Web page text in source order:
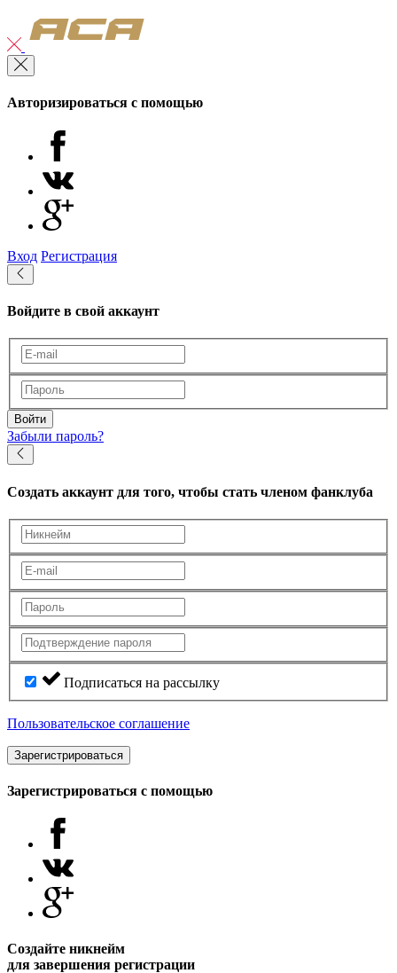
Авторизироваться с помощью
Вход Регистрация
Войдите в свой аккаунт
Войти
Забыли пароль?
Создать аккаунт для того, чтобы стать членом фанклуба
Подписаться на рассылку
Пользовательское соглашение
Зарегистрироваться
Зарегистрироваться с помощью
Создайте никнейм
для завершения регистрации